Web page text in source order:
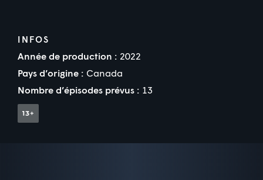
INFOS
Année de production : 2022
Pays d’origine : Canada
Nombre d’épisodes prévus : 13